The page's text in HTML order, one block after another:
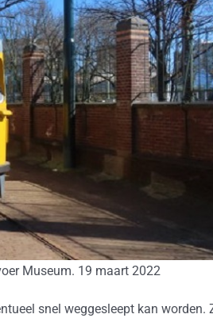
Museum. 19 maart 2022
snel weggesleept kan worden.